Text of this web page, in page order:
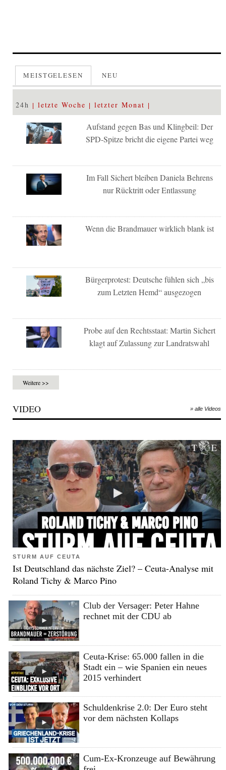
MEISTGELESEN NEU
24h letzte Woche letzter Monat
Aufstand gegen Bas und Klingbeil: Der
SPD-Spitze bricht die eigene Partei weg
Im Fall Sichert bleiben Daniela Behrens
nur Rücktritt oder Entlassung
Wenn die Brandmauer wirklich blank ist
Bürgerprotest: Deutsche fühlen sich „bis
zum Letzten Hemd“ ausgezogen
Probe auf den Rechtsstaat: Martin Sichert
klagt auf Zulassung zur Landratswahl
Weitere >>
VIDEO » alle Videos
STURM AUF CEUTA
Ist Deutschland das nächste Ziel? – Ceuta-Analyse mit
Roland Tichy & Marco Pino
Club der Versager: Peter Hahne
rechnet mit der CDU ab
Ceuta-Krise: 65.000 fallen in die
Stadt ein – wie Spanien ein neues
2015 verhindert
Schuldenkrise 2.0: Der Euro steht
vor dem nächsten Kollaps
Cum-Ex-Kronzeuge auf Bewährung